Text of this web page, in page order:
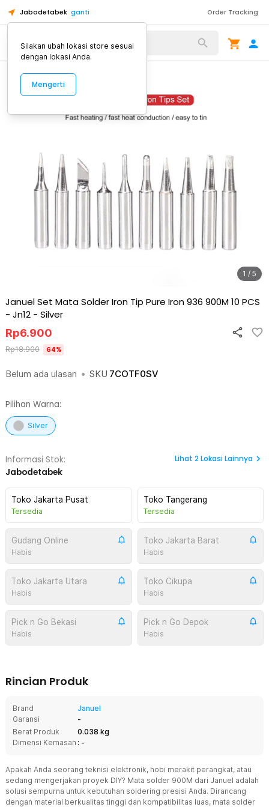
Jabodetabek ganti Order Tracking
Alat Kopi
1 / 5
Januel Set Mata Solder Iron Tip Pure Iron 936 900M 10 PCS
- Jn12 - Silver
Belum ada ulasan • SKU 7COTF0SV
Rp6.900
Rp18.900 64%
Pilihan Warna:
Silver
Informasi Stok:
Jabodetabek
Lihat 2Lokasi Lainnya
Toko Jakarta Pusat
Tersedia
Toko Tangerang
Tersedia
Gudang Online
Habis
Toko Jakarta Barat
Habis
Toko Jakarta Utara
Habis
Toko Cikupa
Habis
Pick n Go Bekasi
Habis
Pick n Go Depok
Habis
Rincian Produk
Brand
Januel
Garansi
-
Berat Produk
0.038 kg
Dimensi Kemasan : -
Apakah Anda seorang teknisi elektronik, hobi merakit perangkat, atau
sedang mengerjakan proyek DIY? Mata solder 900M dari Januel adalah
solusi sempurna untuk kebutuhan soldering presisi Anda. Dirancang
dengan material berkualitas tinggi dan kompatibilitas luas, mata solder
Silakan ubah lokasi store sesuai
dengan lokasi Anda.
Mengerti